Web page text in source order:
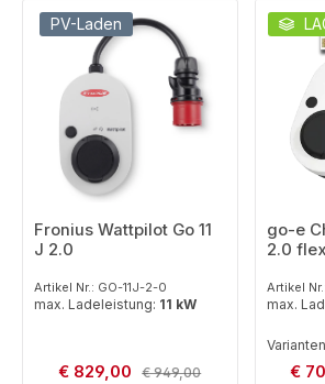
PV-Laden
Fronius Wattpilot Go 11
J 2.0
Artikel Nr.: GO-11J-2-0
max. Ladeleistung: 11 kW
Verkaufspreis:
€ 829,00 Regulärer Preis:
€ 949,00
go-e
2.0
Artikel
max.
€